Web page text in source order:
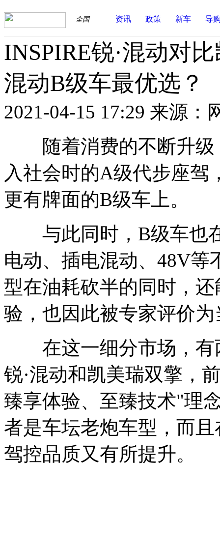
全国 资讯 政策 新车 导
INSPIRE锐·混动对
混动B级车最优选？
2021-04-15 17:29 来源：
随着消费的不断升级
入社会时的A级代步座驾
更有牌面的B级车上。
与此同时，B级车也
电动、插电混动、48V等
型在油耗砍半的同时，
验，也因此被专家评价
在这一细分市场，有
锐·混动和凯美瑞双擎，
臻享体验、至臻技术"理
者是车坛老炮车型，而
驾控品质又有所提升。